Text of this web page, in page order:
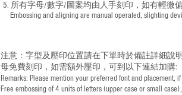
5. 所有字母/數字/圖案均由人手刻印，如有輕微
Embossing and aligning are manual operated, slighting
注意：字型及壓印位置請在下單時於備註詳細說
母免費刻印，如需額外壓印，可到以下連結加購:
Remarks: Please mention your preferred font and placement,
Free embossing of 4 units of letters (upper case or small